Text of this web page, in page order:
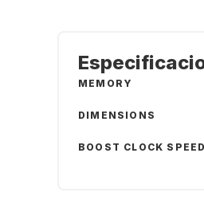
MEMORY
DIMENSIONS
BOOST CLOCK SPEED